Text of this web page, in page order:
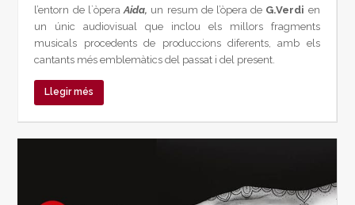
l’entorn de l`òpera Aida, un resum de l’òpera de G.Verdi en
un únic audiovisual que inclou els millors fragments
musicals procedents de produccions diferents, amb els
cantants més emblemàtics del passat i del present.
Llegir més